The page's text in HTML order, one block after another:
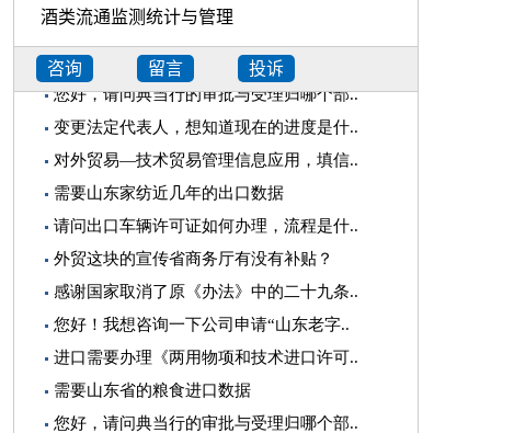
酒类流通监测统计与管理
咨询 留言 投诉